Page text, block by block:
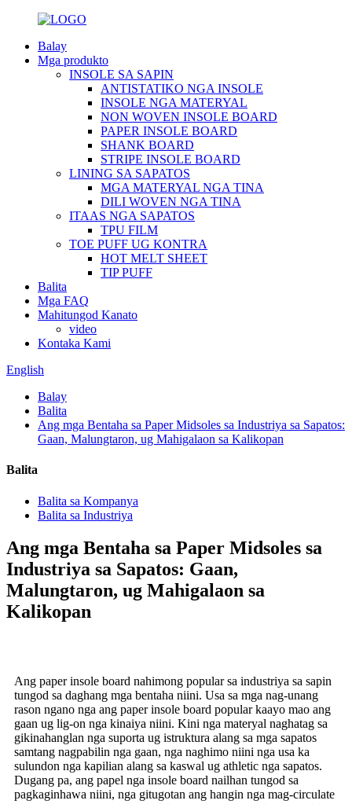
Balay
Mga produkto
INSOLE SA SAPIN
ANTISTATIKO NGA INSOLE
INSOLE NGA MATERYAL
NON WOVEN INSOLE BOARD
PAPER INSOLE BOARD
SHANK BOARD
STRIPE INSOLE BOARD
LINING SA SAPATOS
MGA MATERYAL NGA TINA
DILI WOVEN NGA TINA
ITAAS NGA SAPATOS
TPU FILM
TOE PUFF UG KONTRA
HOT MELT SHEET
TIP PUFF
Balita
Mga FAQ
Mahitungod Kanato
video
Kontaka Kami
English
Balay
Balita
Ang mga Bentaha sa Paper Midsoles sa Industriya sa Sapatos:
Gaan, Malungtaron, ug Mahigalaon sa Kalikopan
Balita
Balita sa Kompanya
Balita sa Industriya
Ang mga Bentaha sa Paper Midsoles sa
Industriya sa Sapatos: Gaan,
Malungtaron, ug Mahigalaon sa
Kalikopan
Ang paper insole board nahimong popular sa industriya sa sapin
tungod sa daghang mga bentaha niini. Usa sa mga nag-unang
rason ngano nga ang paper insole board popular kaayo mao ang
gaan ug lig-on nga kinaiya niini. Kini nga materyal naghatag sa
gikinahanglan nga suporta ug istruktura alang sa mga sapatos
samtang nagpabilin nga gaan, nga naghimo niini nga usa ka
sulundon nga kapilian alang sa kaswal ug athletic nga sapatos.
Dugang pa, ang papel nga insole board nailhan tungod sa
pagkaginhawa niini, nga gitugotan ang hangin nga mag-circulate